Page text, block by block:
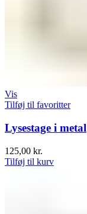
Vis
Tilføj til favoritter
Lysestage i metal
125,00 kr.
Tilføj til kurv